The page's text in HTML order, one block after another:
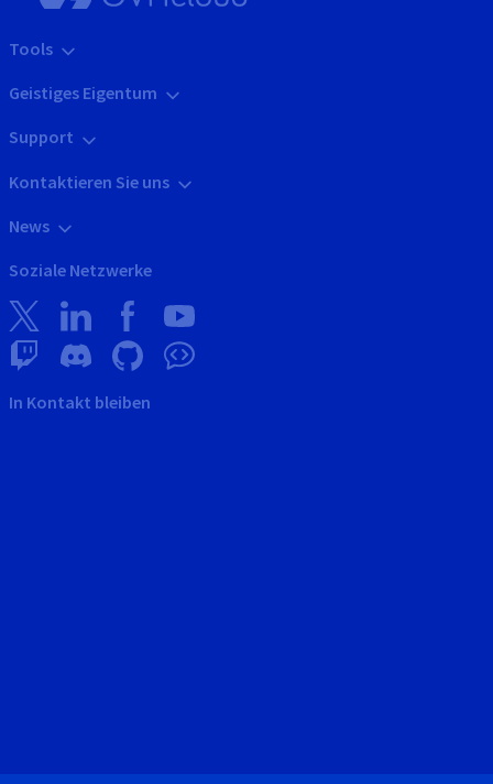
Tools
Geistiges Eigentum
Support
Kontaktieren Sie uns
News
Soziale Netzwerke
In Kontakt bleiben